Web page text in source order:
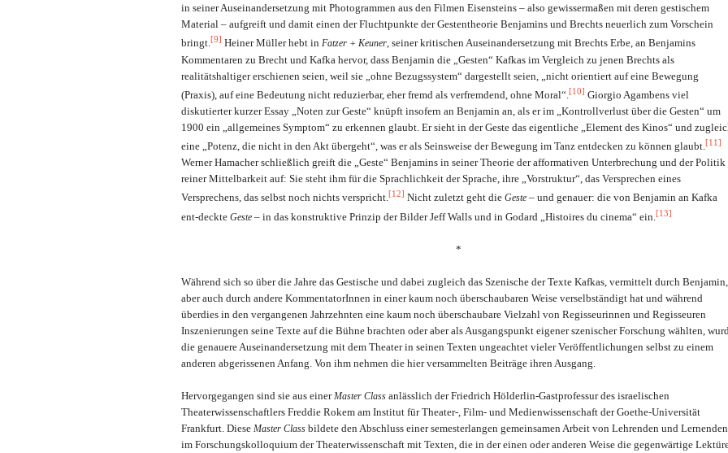
in seiner Auseinandersetzung mit Photogrammen aus den Filmen Eisensteins – also gewissermaßen mit deren gestischem
Material – aufgreift und damit einen der Fluchtpunkte der Gestentheorie Benjamins und Brechts neuerlich zum Vorschein
bringt.[9] Heiner Müller hebt in Fatzer + Keuner, seiner kritischen Auseinandersetzung mit Brechts Erbe, an Benjamins
Kommentaren zu Brecht und Kafka hervor, dass Benjamin die „Gesten“ Kafkas im Vergleich zu jenen Brechts als
realitätshaltiger erschienen seien, weil sie „ohne Bezugssystem“ dargestellt seien, „nicht orientiert auf eine Bewegung
(Praxis), auf eine Bedeutung nicht reduzierbar, eher fremd als verfremdend, ohne Moral“.[10] Giorgio Agambens viel
diskutierter kurzer Essay „Noten zur Geste“ knüpft insofern an Benjamin an, als er im „Kontrollverlust über die Gesten“ um
1900 ein „allgemeines Symptom“ zu erkennen glaubt. Er sieht in der Geste das eigentliche „Element des Kinos“ und
eine „Potenz, die nicht in den Akt übergeht“, was er als Seinsweise der Bewegung im Tanz entdecken zu können glaubt.[11]
Werner Hamacher schließlich greift die „Geste“ Benjamins in seiner Theorie der afformativen Unterbrechung und der Politik
reiner Mittelbarkeit auf: Sie steht ihm für die Sprachlichkeit der Sprache, ihre „Vorstruktur“, das Versprechen eines
Versprechens, das selbst noch nichts verspricht.[12] Nicht zuletzt geht die Geste – und genauer: die von Benjamin an Kafka
ent-deckte Geste – in das konstruktive Prinzip der Bilder Jeff Walls und in Godard „Histoires du cinema“ ein. [13]
*
Während sich so über die Jahre das Gestische und dabei zugleich das Szenische der Texte Kafkas, vermittelt durch Benjamin,
aber auch durch andere KommentatorInnen in einer kaum noch überschaubaren Weise verselbständigt hat und während
überdies in den vergangenen Jahrzehnten eine kaum noch überschaubare Vielzahl von Regisseurinnen und Regisseuren
Inszenierungen seine Texte auf die Bühne brachten oder aber als Ausgangspunkt eigener szenischer Forschung wählten,
die genauere Auseinandersetzung mit dem Theater in seinen Texten ungeachtet vieler Veröffentlichungen selbst zu einem
anderen abgerissenen Anfang. Von ihm nehmen die hier versammelten Beiträge ihren Ausgang.
Hervorgegangen sind sie aus einerMaster Class anlässlich der Friedrich Hölderlin-Gastprofessur des israelischen
Theaterwissenschaftlers Freddie Rokem am Institut für Theater-, Film- und Medienwissenschaft der Goethe-Universität
Frankfurt. Diese Master Class bildete den Abschluss einer semesterlangen gemeinsamen Arbeit von Lehrenden und Lernenden
im Forschungskolloquium der Theaterwissenschaft mit Texten, die in der einen oder anderen Weise die gegenwärtige